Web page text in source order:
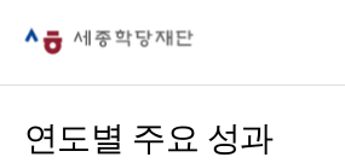
연도별 주요 성과